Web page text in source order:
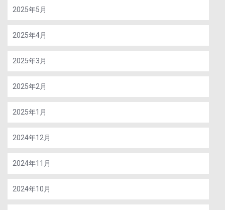
2025年5月
2025年4月
2025年3月
2025年2月
2025年1月
2024年12月
2024年11月
2024年10月